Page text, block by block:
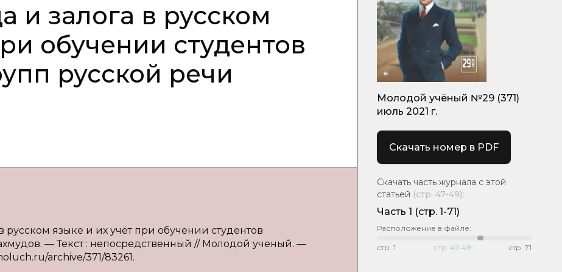
и залога в русском
обучении студентов
русской речи
русском языке и их учёт при обучении студентов
— Текст : непосредственный // Молодой ученый. —
archive/371/83261.
Молодой учёный №29 (371)
июль 2021 г.
Скачать номер в PDF
Скачать часть журнала с этой
статьей (стр. 47-49):
Часть 1 (стр. 1-71)
Расположение в файле:
стр. 1 стр. 47-49 стр. 71